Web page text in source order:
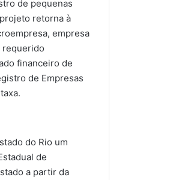
de pequenas
retorna à
empresa
requerido
financeiro de
de Empresas
do Rio um
de
a partir da